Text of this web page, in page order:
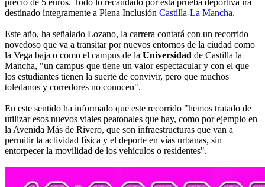
precio de 5 euros. Todo lo recaudado por esta prueba deportiva irá
destinado íntegramente a Plena Inclusión Castilla-La Mancha.
Este año, ha señalado Lozano, la carrera contará con un recorrido
novedoso que va a transitar por nuevos entornos de la ciudad como
la Vega baja o como el campus de la Universidad de Castilla la
Mancha, "un campus que tiene un valor espectacular y con el que
los estudiantes tienen la suerte de convivir, pero que muchos
toledanos y corredores no conocen".
En este sentido ha informado que este recorrido "hemos tratado de
utilizar esos nuevos viales peatonales que hay, como por ejemplo en
la Avenida Más de Rivero, que son infraestructuras que van a
permitir la actividad física y el deporte en vías urbanas, sin
entorpecer la movilidad de los vehículos o residentes".